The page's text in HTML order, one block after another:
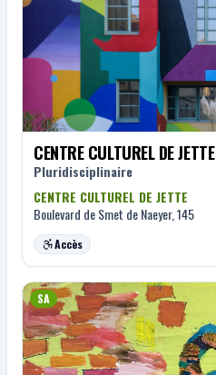
CENTRE CULTUREL DE JETTE
Pluridisciplinaire
CENTRE CULTUREL DE JETTE
Boulevard de Smet de Naeyer, 145
Accès
SA